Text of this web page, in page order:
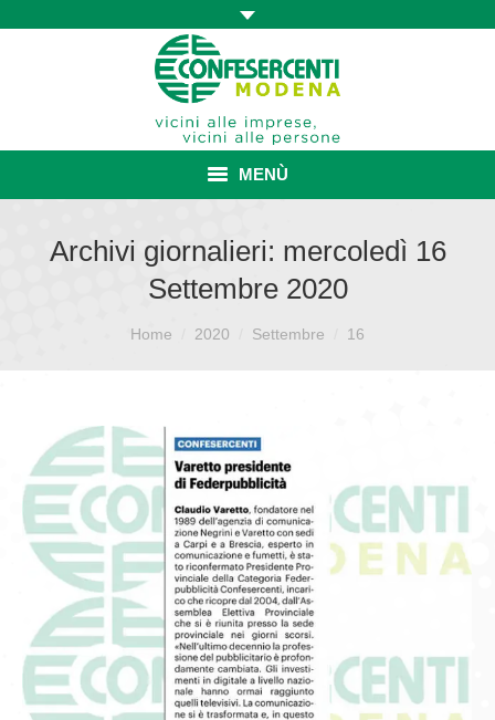
MENÙ
ASSOCIAZIONE
ISCRIZIONE E VANTAGGI
CATEGORIE SINDACALI
SERVIZI
GIOVEDÌ GASTRONOMICI
COMUNICATI E NEWS
CONTATTI
Archivi giornalieri: mercoledì 16
Settembre 2020
Home 2020 Settembre 16